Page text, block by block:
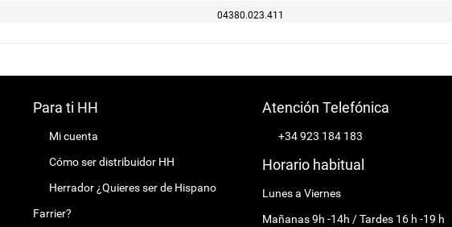
04380.023.411
Para ti HH
Mi cuenta
Cómo ser distribuidor HH
Herrador ¿Quieres ser de Hispano
Farrier?
Atención Telefónica
+34 923 184 183
Horario habitual
Lunes a Viernes
Mañanas 9h -14h / Tardes 16 h -19 h